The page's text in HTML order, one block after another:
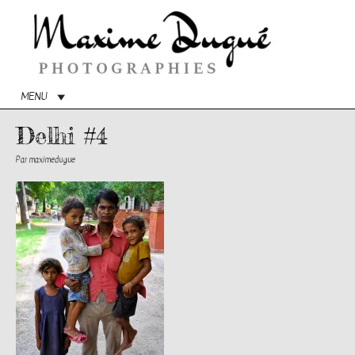
MENU
Delhi #4
Parmaximedugue